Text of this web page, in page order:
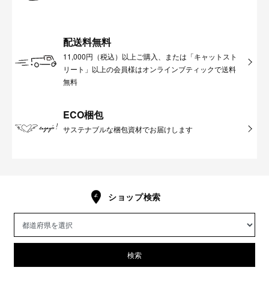
配送料無料
11,000円（税込）以上ご購入、または「キャットスト
リート」以上の会員様はオンラインブティックで送料
無料
ECO梱包
サステナブルな梱包資材でお届けします
ショップ検索
検索